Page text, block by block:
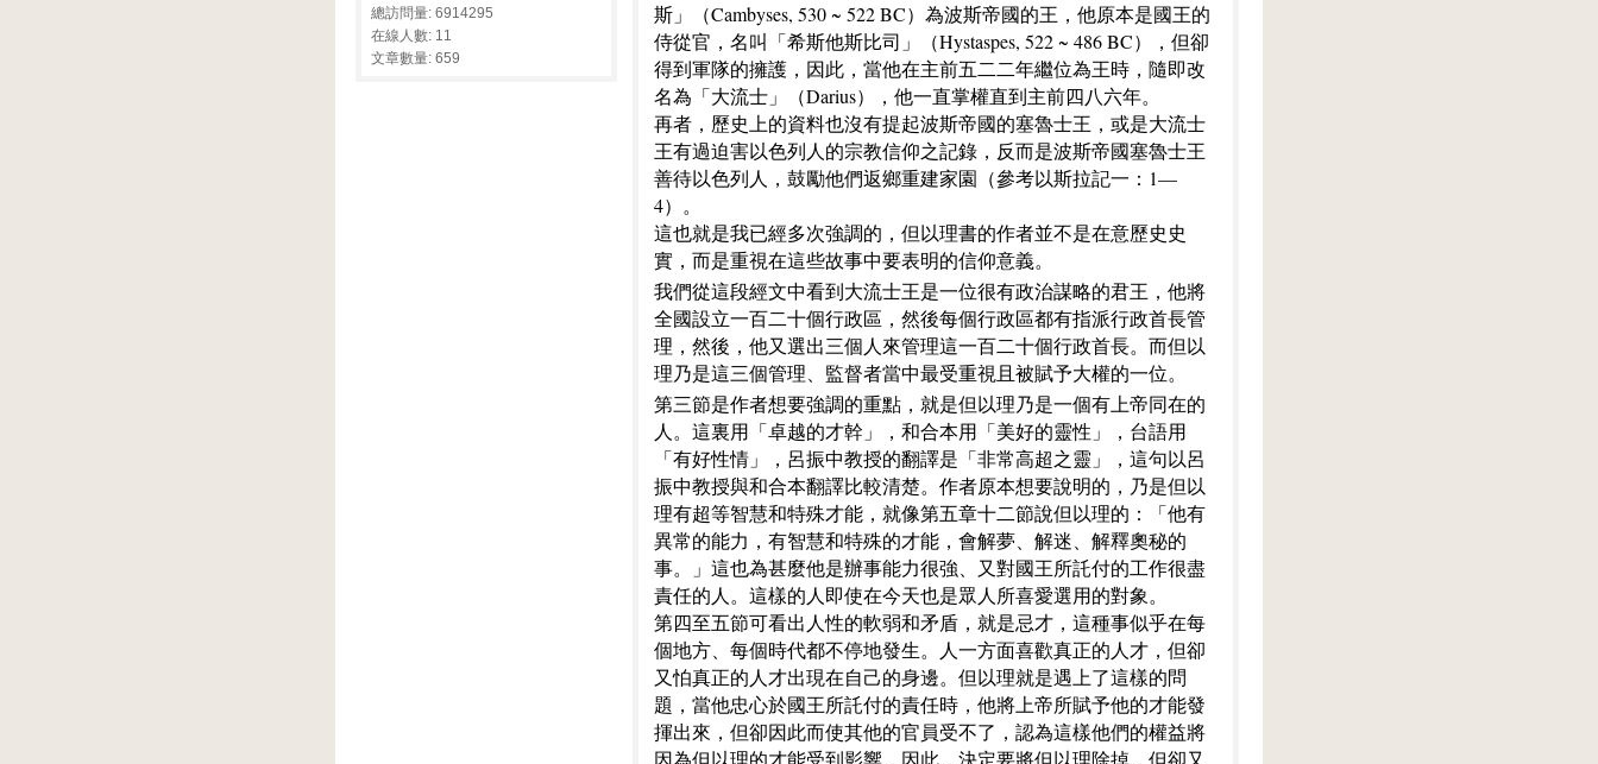
斯」（Cambyses, 530 ~ 522 BC）為波斯帝國的王，他原本是國王的
侍從官，名叫「希斯他斯比司」（Hystaspes, 522 ~ 486 BC），但卻
得到軍隊的擁護，因此，當他在主前五二二年繼位為王時，隨即改
名為「大流士」（Darius），他一直掌權直到主前四八六年。
再者，歷史上的資料也沒有提起波斯帝國的塞魯士王，或是大流士
王有過迫害以色列人的宗教信仰之記錄，反而是波斯帝國塞魯士王
善待以色列人，鼓勵他們返鄉重建家園（參考以斯拉記一：1—
4）。
這也就是我已經多次強調的，但以理書的作者並不是在意歷史史
實，而是重視在這些故事中要表明的信仰意義。
我們從這段經文中看到大流士王是一位很有政治謀略的君王，他將
全國設立一百二十個行政區，然後每個行政區都有指派行政首長管
理，然後，他又選出三個人來管理這一百二十個行政首長。而但以
理乃是這三個管理、監督者當中最受重視且被賦予大權的一位。
第三節是作者想要強調的重點，就是但以理乃是一個有上帝同在的
人。這裏用「卓越的才幹」，和合本用「美好的靈性」，台語用
「有好性情」，呂振中教授的翻譯是「非常高超之靈」，這句以呂
振中教授與和合本翻譯比較清楚。作者原本想要說明的，乃是但以
理有超等智慧和特殊才能，就像第五章十二節說但以理的：「他有
異常的能力，有智慧和特殊的才能，會解夢、解迷、解釋奧秘的
事。」這也為甚麼他是辦事能力很強、又對國王所託付的工作很盡
責任的人。這樣的人即使在今天也是眾人所喜愛選用的對象。
第四至五節可看出人性的軟弱和矛盾，就是忌才，這種事似乎在每
個地方、每個時代都不停地發生。人一方面喜歡真正的人才，但卻
又怕真正的人才出現在自己的身邊。但以理就是遇上了這樣的問
題，當他忠心於國王所託付的責任時，他將上帝所賦予他的才能發
揮出來，但卻因此而使其他的官員受不了，認為這樣他們的權益將
因為但以理的才能受到影響，因此，決定要將但以理除掉，但卻又
總訪問量: 6914295
在線人數: 11
文章數量: 659